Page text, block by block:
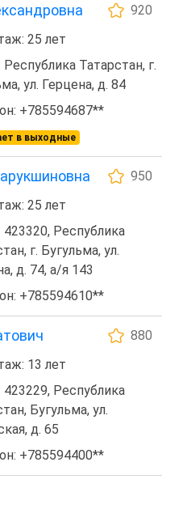
920
25 лет
Татарстан, г.
ул. Герцена, д. 84
+785594687**
в выходные
950
25 лет
423320, Республика
г. Бугульма, ул.
д. 74, а/я 143
+785594610**
880
13 лет
423229, Республика
Бугульма, ул.
д. 65
+785594400**